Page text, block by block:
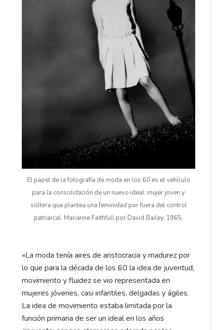
El papel de la fotografía de moda en los 60 es el vehículo
para la consolidación de un nuevo ideal: mujer joven y
soltera que plantea una feminidad por fuera del control
patriarcal. Marianne Faithfull por David Bailey, 1965.
«La moda tenía aires de aristocracia y madurez por
lo que para la década de los 60 la idea de juventud,
movimiento y fluidez se vio representada en
mujeres jóvenes, casi infantiles, delgadas y ágiles.
La idea de movimiento estaba limitada por la
función primaria de ser un ideal en los años